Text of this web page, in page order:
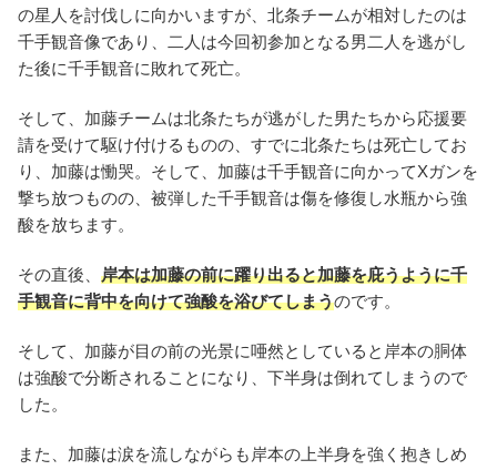
の星人を討伐しに向かいますが、北条チームが相対したのは
千手観音像であり、二人は今回初参加となる男二人を逃がし
た後に千手観音に敗れて死亡。
そして、加藤チームは北条たちが逃がした男たちから応援要
請を受けて駆け付けるものの、すでに北条たちは死亡してお
り、加藤は慟哭。そして、加藤は千手観音に向かってXガンを
撃ち放つものの、被弾した千手観音は傷を修復し水瓶から強
酸を放ちます。
その直後、 岸本は加藤の前に躍り出ると加藤を庇うように千
手観音に背中を向けて強酸を浴びてしまうのです。
そして、加藤が目の前の光景に唖然としていると岸本の胴体
は強酸で分断されることになり、下半身は倒れてしまうので
した。
また、加藤は涙を流しながらも岸本の上半身を強く抱きしめ